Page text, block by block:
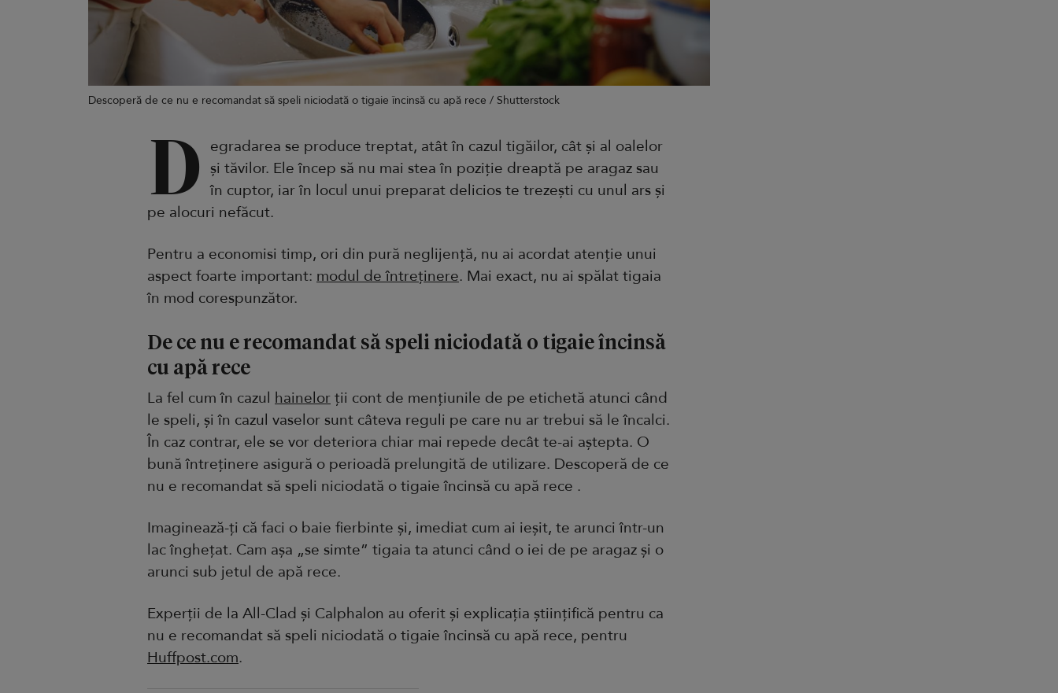
Descoperă de ce nu e recomandat să speli niciodată o tigaie încinsă cu apă rece / Shutterstock
D egradarea se produce treptat, atât în cazul tigăilor, cât și al oalelor
și tăvilor. Ele încep să nu mai stea în poziție dreaptă pe aragaz sau
în cuptor, iar în locul unui preparat delicios te trezești cu unul ars și
pe alocuri nefăcut.
Pentru a economisi timp, ori din pură neglijență, nu ai acordat atenție unui
aspect foarte important: modul de întreținere. Mai exact, nu ai spălat tigaia
în mod corespunzător.
De ce nu e recomandat să speli niciodată o tigaie încinsă
cu apă rece
La fel cum în cazul hainelorții cont de mențiunile de pe etichetă atunci când
le speli, și în cazul vaselor sunt câteva reguli pe care nu ar trebui să le încalci.
În caz contrar, ele se vor deteriora chiar mai repede decât te-ai aștepta. O
bună întreținere asigură o perioadă prelungită de utilizare. Descoperă de ce
nu e recomandat să speli niciodată o tigaie încinsă cu apă rece .
Imaginează-ți că faci o baie fierbinte și, imediat cum ai ieșit, te arunci într-un
lac înghețat. Cam așa „se simte” tigaia ta atunci când o iei de pe aragaz și o
arunci sub jetul de apă rece.
Experții de la All-Clad și Calphalon au oferit și explicația științifică pentru ca
nu e recomandat să speli niciodată o tigaie încinsă cu apă rece, pentru
Huffpost.com.